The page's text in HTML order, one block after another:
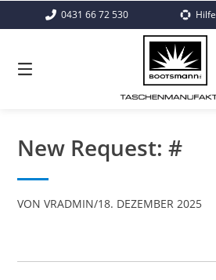
0431 66 72 530 Hilfe
New Request: #
VONVRADMIN/18. DEZEMBER 2025